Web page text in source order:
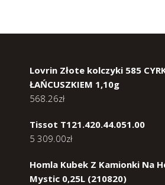
Lovrin Złote kolczyki 585
ŁAŃCUSZKIEM 1,10g
568.26zł
Tissot T121.420.44.051.00
5 309.00zł
Homla Kubek Z Kamionki Na
Mystic 0,25L (210820)